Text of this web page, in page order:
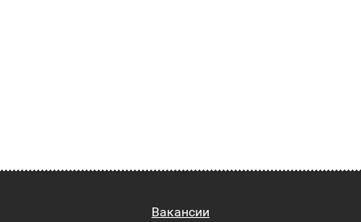
Вакансии